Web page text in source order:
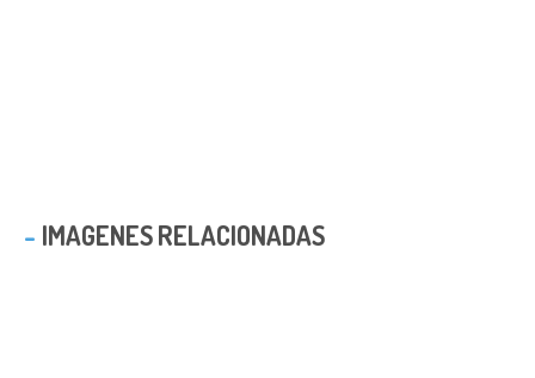
IMAGENES RELACIONADAS